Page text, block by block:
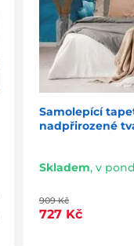
rozměru
znamenat jeho
velikost na
Samolepící
nadpřirozené
Skladem, v
909 Kč
727 Kč